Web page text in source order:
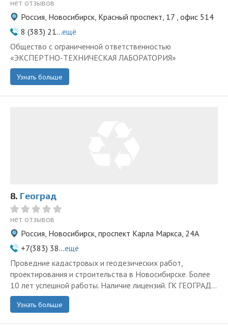
нет отзывов
Россия, Новосибирск, Красный проспект, 17 , офис 514
8 (383) 21...ещё
Общество с ограниченной ответственностью
«ЭКСПЕРТНО-ТЕХНИЧЕСКАЯ ЛАБОРАТОРИЯ»
Узнать больше
8. Геоград
нет отзывов
Россия, Новосибирск, проспект Карла Маркса, 24А
+7(383) 38...ещё
Проведние кадастровых и геодезических работ,
проектирования и строительства в Новосибирске. Более
10 лет успешной работы. Наличие лицензий. ГК ГЕОГРАД...
Узнать больше